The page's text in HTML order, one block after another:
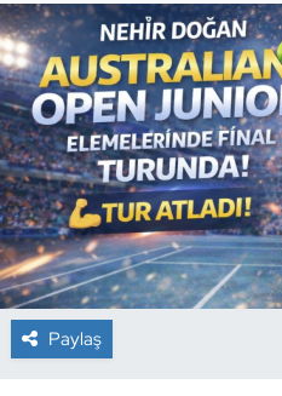
Paylaş
Buz Hokeyi
Buz Pateni
Çim Hokeyi
Cimnastik
Curling
Dağcılık